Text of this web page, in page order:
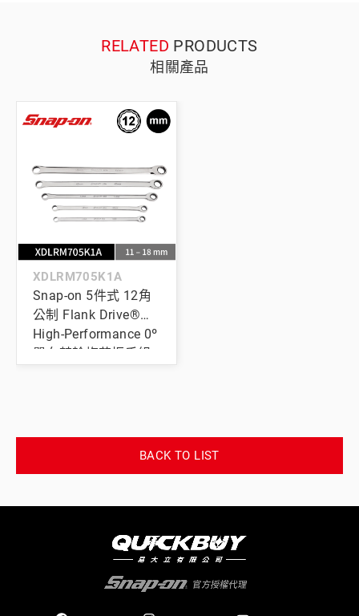
RELATED PRODUCTS
相關產品
XDLRM705K1A
Snap-on 5件式 12角
公制 Flank Drive®
High-Performance 0º
單向棘輪梅花扳手組
BACK TO LIST